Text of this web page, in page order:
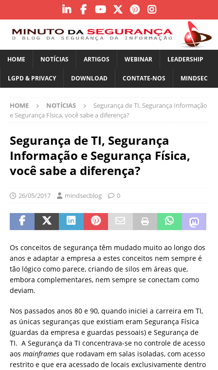
HOME NOTÍCIAS ARTIGOS WEBINAR LEADERSHIP
LGPD & PRIVACY DOWNLOAD CONTATE-NOS MINDSEC
HOME NOTÍCIAS
Segurança de TI, Segurança Informação
e Segurança Física, você sabe a diferença?
Segurança de TI, Segurança
Informação e Segurança Física,
você sabe a diferença?
26/05/2017 mindsecblog 0
Os conceitos de segurança têm mudado muito ao longo dos
anos e adaptar a empresa a estes conceitos nem sempre é
tão lógico como parece, criando de silos em áreas que,
embora complementares, nem sempre se conectam como
deviam.
Nos passados anos 80 e 90, quando iniciei a carreira em TI,
as únicas seguranças que existiam eram Segurança Física
(guardas da empresa e guardas pessoais) e Segurança de
TI. A Segurança da TI concentrava-se no controle de acesso
aos mainframes que rodavam em salas isoladas, com acesso
restrito e que era acessado de locais exclusivamente dentro